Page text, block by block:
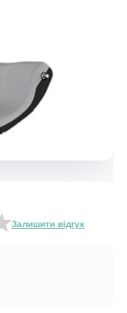
Залишити відгук